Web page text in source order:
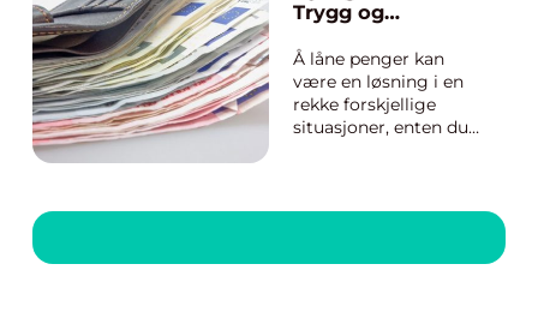
Trygg og
Låneprosess
Å låne penger kan
være en løsning i en
rekke forskjellige
situasjoner, enten du
utdanning eller for å
utgifter. I den f&osla...